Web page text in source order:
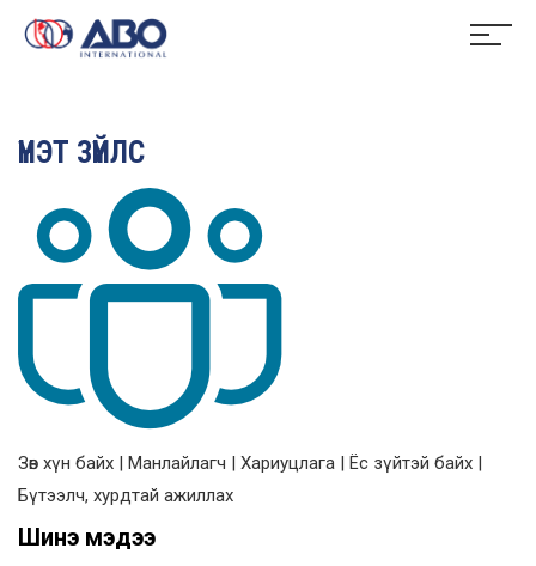
ҮНЭТ ЗҮЙЛС
Зөв хүн байх | Манлайлагч | Хариуцлага | Ёс зүйтэй байх |
Бүтээлч, хурдтай ажиллах
Шинэ мэдээ